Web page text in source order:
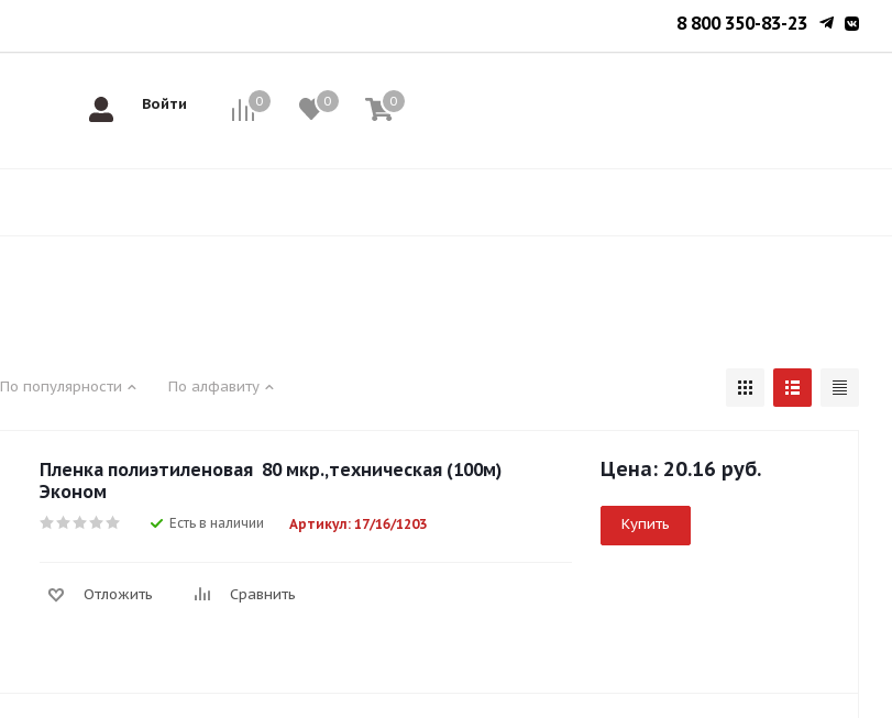
8 800 350-83-23
Войти 0 0 0
0
По популярности По алфавиту
Пленка полиэтиленовая 80 мкр.,техническая (100м)
Эконом
Есть в наличии Артикул: 17/16/1203
Отложить Сравнить
Цена: 20.16 руб.
Купить